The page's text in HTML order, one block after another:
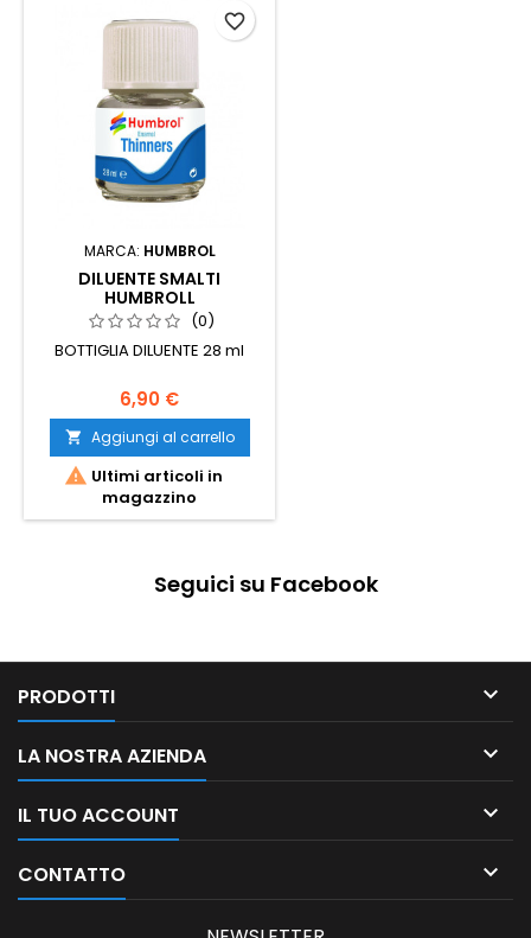
MARCA: HUMBROL
DILUENTE SMALTI
HUMBROLL
(0)
BOTTIGLIA DILUENTE 28 ml
6,90 €
 Aggiungi al carrello
 Ultimi articoli in
magazzino
favorite_border
Seguici su Facebook
PRODOTTI 
LA NOSTRA AZIENDA 
IL TUO ACCOUNT 
CONTATTO 